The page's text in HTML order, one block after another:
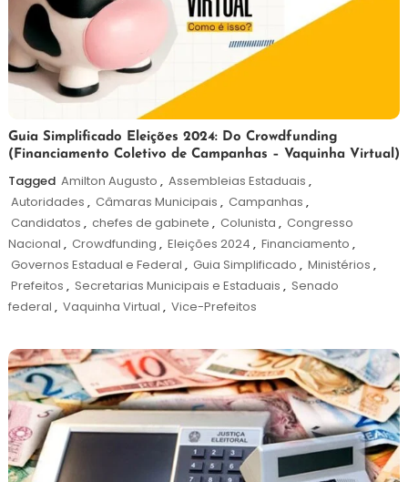
24
de
outubro
de
2024
Redação
Guia Simplificado Eleições 2024: Do Crowdfunding
(Financiamento Coletivo de Campanhas – Vaquinha Virtual)
Tagged Amilton Augusto , Assembleias Estaduais ,
Autoridades , Câmaras Municipais , Campanhas ,
Candidatos , chefes de gabinete , Colunista , Congresso
Nacional , Crowdfunding , Eleições 2024 , Financiamento ,
Governos Estadual e Federal , Guia Simplificado , Ministérios ,
Prefeitos , Secretarias Municipais e Estaduais , Senado
federal , Vaquinha Virtual , Vice-Prefeitos